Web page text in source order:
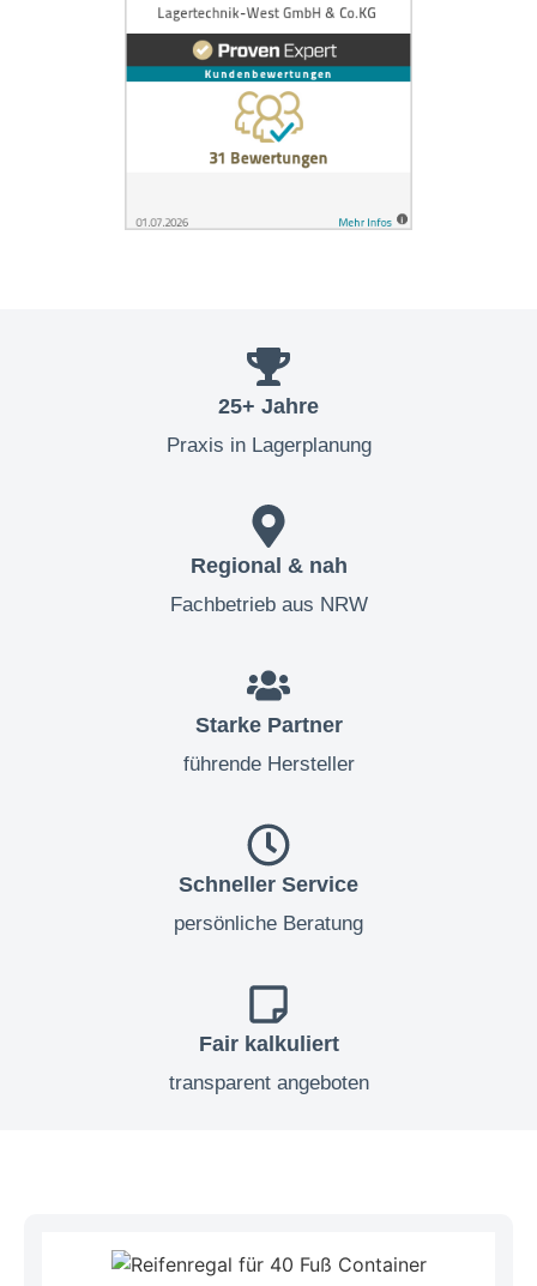
25+ Jahre
Praxis in Lagerplanung
Regional & nah
Fachbetrieb aus NRW
Starke Partner
führende Hersteller
Schneller Service
persönliche Beratung
Fair kalkuliert
transparent angeboten